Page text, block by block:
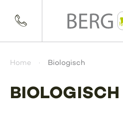
Home Biologisch
BIOLOGISCH